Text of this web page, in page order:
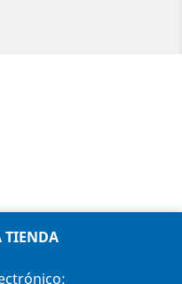
TIENDA